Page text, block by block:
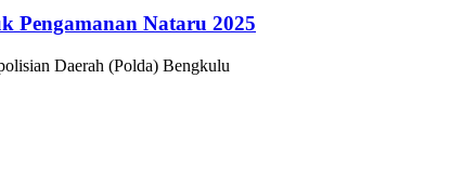
Pengamanan Nataru 2025
Daerah (Polda) Bengkulu